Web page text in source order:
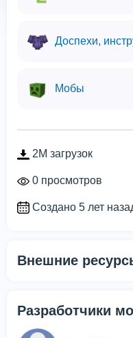
Доспехи,
Мобы
2M загрузок
0 просмотров
Создано 5 лет
Внешние
Разработчики